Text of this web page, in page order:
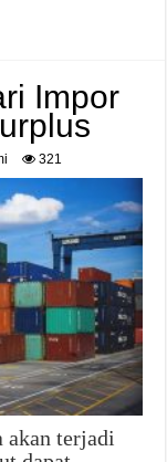
Impor
321
akan terjadi